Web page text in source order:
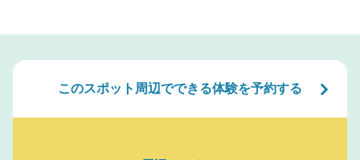
このスポット周辺でできる体験を予約する